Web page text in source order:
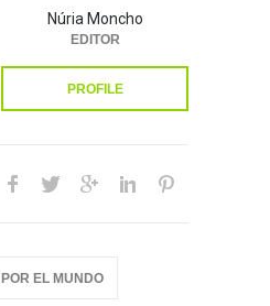
Núria Moncho
EDITOR
PROFILE
EL MUNDO